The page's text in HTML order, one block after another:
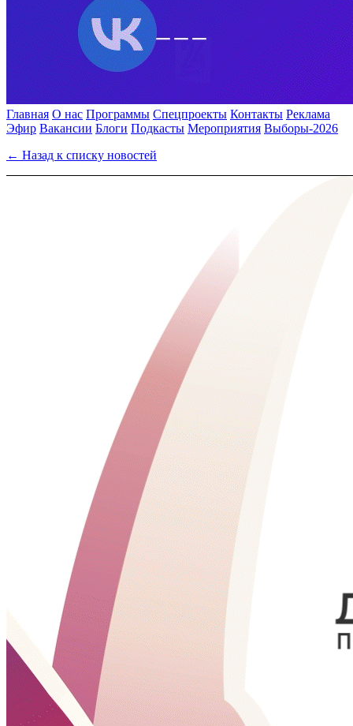
Главная О нас Программы Спецпроекты Контакты Реклама
Эфир Вакансии Блоги Подкасты Мероприятия Выборы-2026
← Назад к списку новостей